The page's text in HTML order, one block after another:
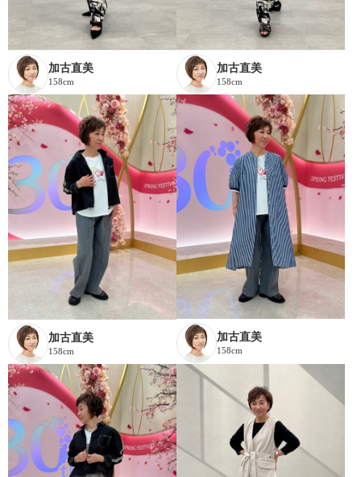
加古直美
158cm
加古直美
158cm
加古直美
158cm
加古直美
158cm